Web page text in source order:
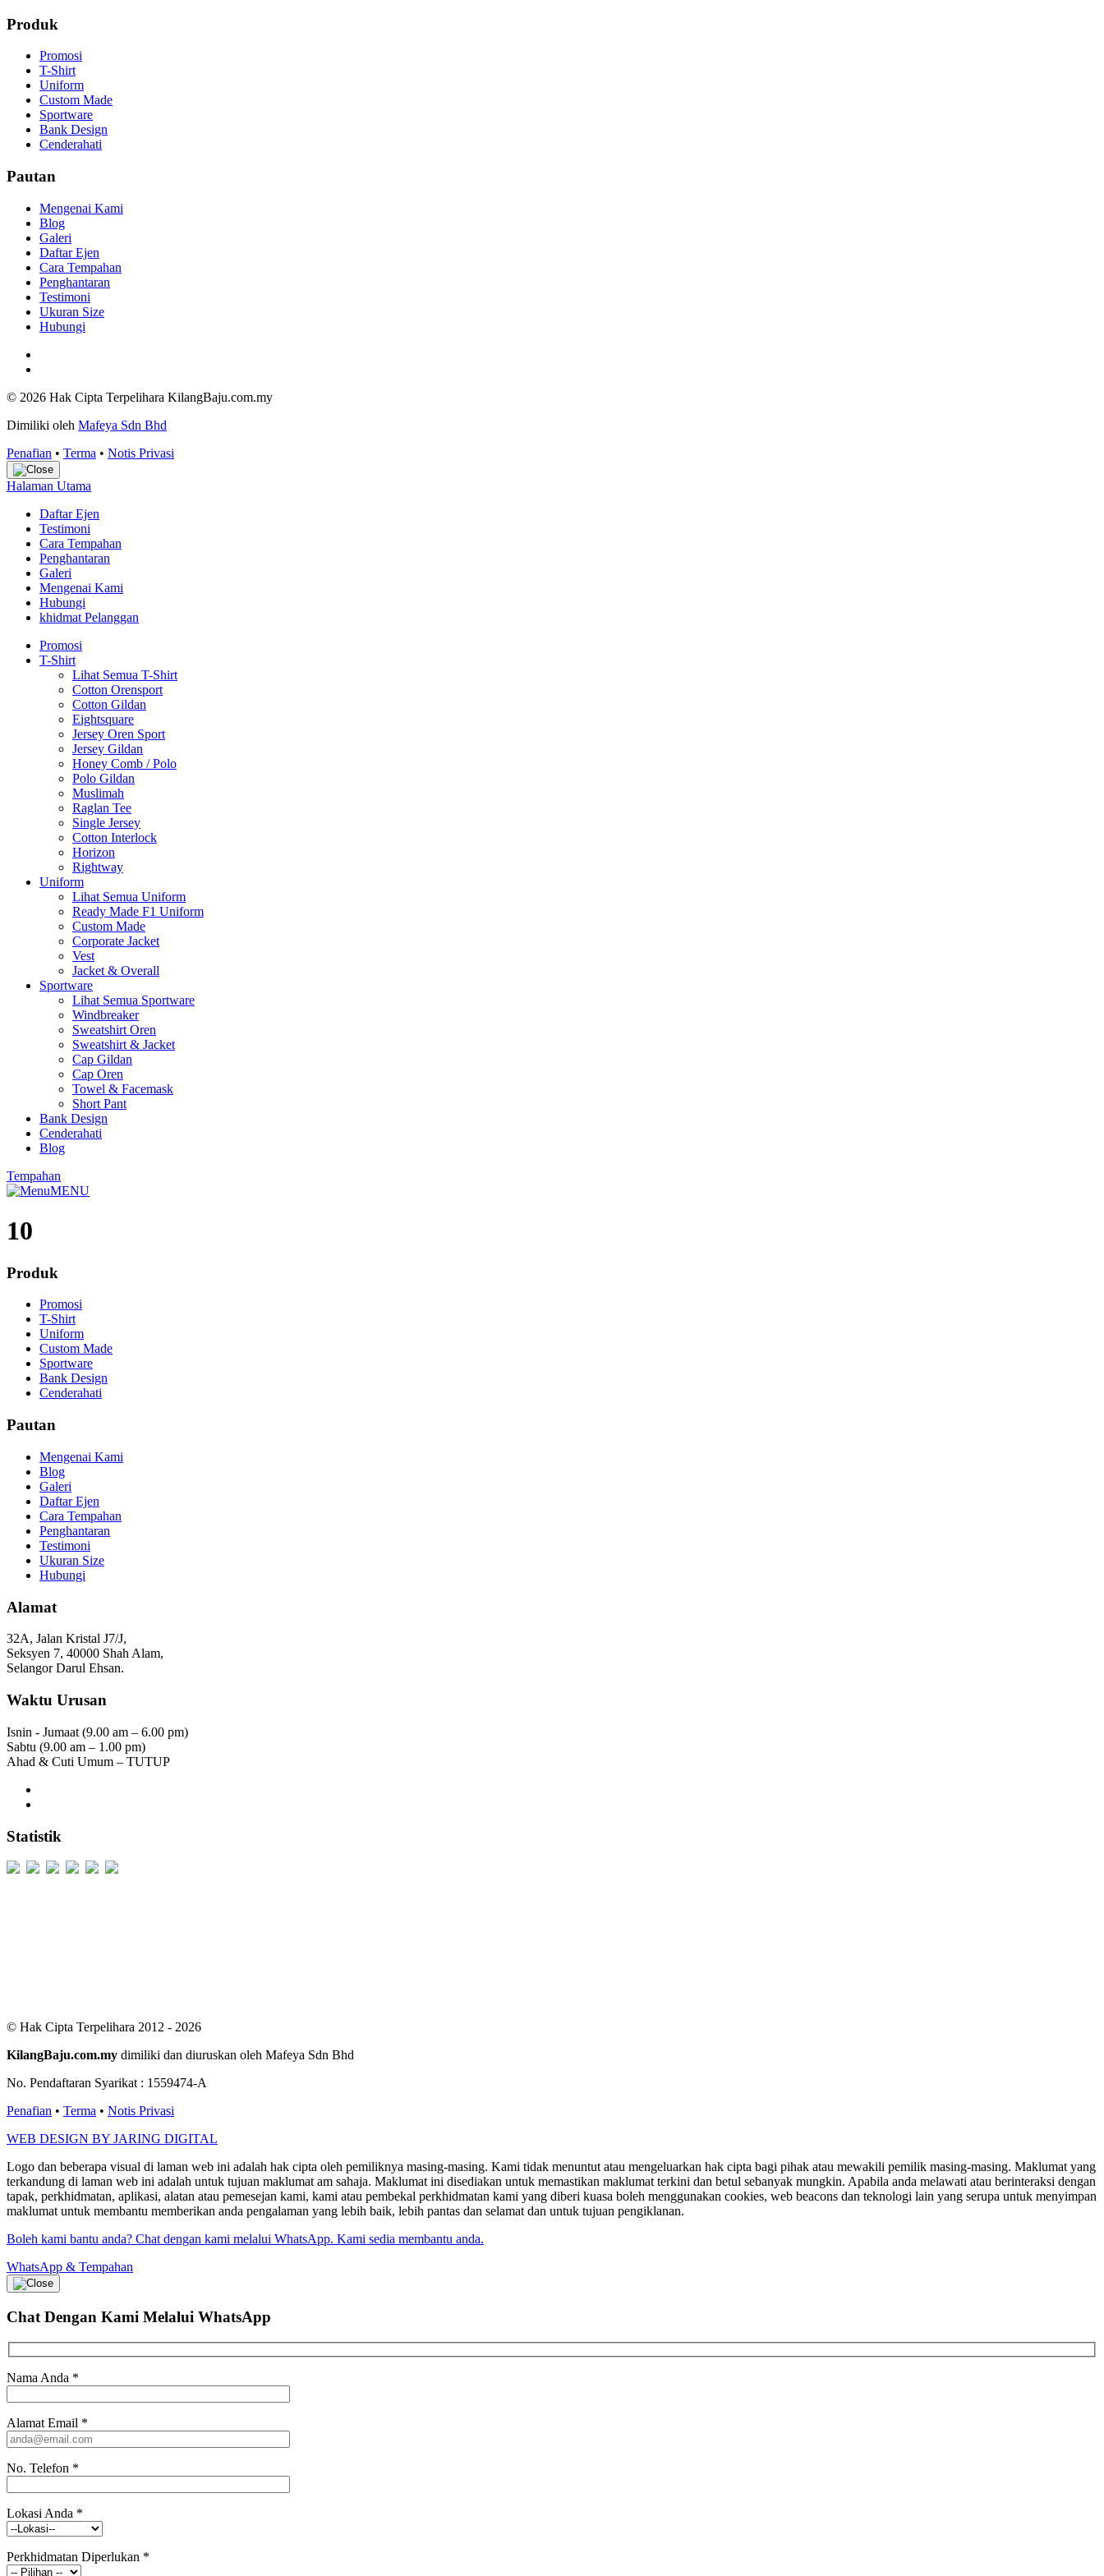
Produk
Promosi
T-Shirt
Uniform
Custom Made
Sportware
Bank Design
Cenderahati
Pautan
Mengenai Kami
Blog
Galeri
Daftar Ejen
Cara Tempahan
Penghantaran
Testimoni
Ukuran Size
Hubungi
© 2026 Hak Cipta Terpelihara KilangBaju.com.my
Dimiliki oleh Mafeya Sdn Bhd
Penafian • Terma • Notis Privasi
Halaman Utama
Daftar Ejen
Testimoni
Cara Tempahan
Penghantaran
Galeri
Mengenai Kami
Hubungi
khidmat Pelanggan
Promosi
T-Shirt
Lihat Semua T-Shirt
Cotton Orensport
Cotton Gildan
Eightsquare
Jersey Oren Sport
Jersey Gildan
Honey Comb / Polo
Polo Gildan
Muslimah
Raglan Tee
Single Jersey
Cotton Interlock
Horizon
Rightway
Uniform
Lihat Semua Uniform
Ready Made F1 Uniform
Custom Made
Corporate Jacket
Vest
Jacket & Overall
Sportware
Lihat Semua Sportware
Windbreaker
Sweatshirt Oren
Sweatshirt & Jacket
Cap Gildan
Cap Oren
Towel & Facemask
Short Pant
Bank Design
Cenderahati
Blog
Tempahan
MENU
10
Produk
Promosi
T-Shirt
Uniform
Custom Made
Sportware
Bank Design
Cenderahati
Pautan
Mengenai Kami
Blog
Galeri
Daftar Ejen
Cara Tempahan
Penghantaran
Testimoni
Ukuran Size
Hubungi
Alamat
32A, Jalan Kristal J7/J,
Seksyen 7, 40000 Shah Alam,
Selangor Darul Ehsan.
Waktu Urusan
Isnin - Jumaat (9.00 am – 6.00 pm)
Sabtu (9.00 am – 1.00 pm)
Ahad & Cuti Umum – TUTUP
Statistik
© Hak Cipta Terpelihara 2012 - 2026
KilangBaju.com.my dimiliki dan diuruskan oleh Mafeya Sdn Bhd
No. Pendaftaran Syarikat : 1559474-A
Penafian • Terma • Notis Privasi
WEB DESIGN BY JARING DIGITAL
Logo dan beberapa visual di laman web ini adalah hak cipta oleh pemiliknya masing-masing. Kami tidak menuntut atau mengeluarkan hak cipta bagi pihak atau mewakili pemilik masing-masing. Maklumat yang
terkandung di laman web ini adalah untuk tujuan maklumat am sahaja. Maklumat ini disediakan untuk memastikan maklumat terkini dan betul sebanyak mungkin. Apabila anda melawati atau berinteraksi dengan
tapak, perkhidmatan, aplikasi, alatan atau pemesejan kami, kami atau pembekal perkhidmatan kami yang diberi kuasa boleh menggunakan cookies, web beacons dan teknologi lain yang serupa untuk menyimpan
maklumat untuk membantu memberikan anda pengalaman yang lebih baik, lebih pantas dan selamat dan untuk tujuan pengiklanan.
Boleh kami bantu anda? Chat dengan kami melalui WhatsApp. Kami sedia membantu anda.
WhatsApp & Tempahan
Chat Dengan Kami Melalui WhatsApp
Nama Anda *
Alamat Email *
No. Telefon *
Lokasi Anda *
Perkhidmatan Diperlukan *